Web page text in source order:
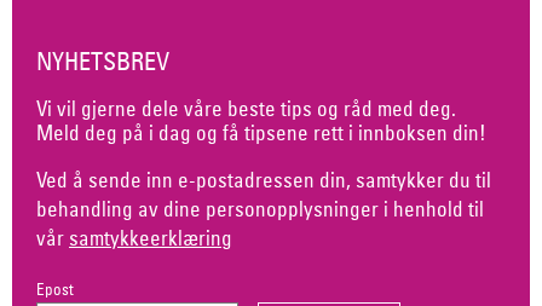
NYHETSBREV
Vi vil gjerne dele våre beste tips og råd med deg.
Meld deg på i dag og få tipsene rett i innboksen din!
Ved å sende inn e-postadressen din, samtykker du til
behandling av dine personopplysninger i henhold til
vår samtykkeerklæring
Epost